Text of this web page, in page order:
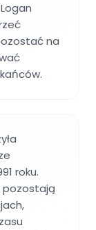
na
roku.
pozostają